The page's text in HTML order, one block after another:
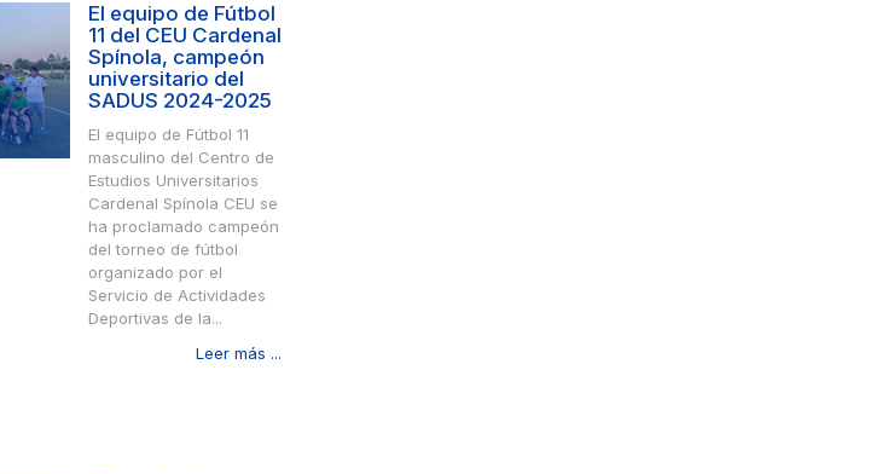
El equipo de Fútbol
11 del CEU Cardenal
Spínola, campeón
universitario del
SADUS 2024-2025
El equipo de Fútbol 11
masculino del Centro de
Estudios Universitarios
Cardenal Spínola CEU se
ha proclamado campeón
del torneo de fútbol
organizado por el
Servicio de Actividades
Deportivas de la...
Leer más ...